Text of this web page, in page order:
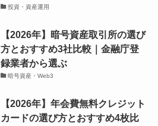
投資・資産運用
【2026年】暗号資産取引所の選び
方とおすすめ3社比較｜金融庁登
録業者から選ぶ
暗号資産・Web3
【2026年】年会費無料クレジット
カードの選び方とおすすめ4枚比